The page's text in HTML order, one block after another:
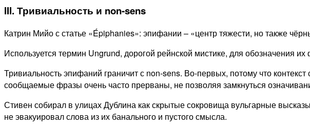
III. Тривиальность и non-sens
Катрин Мийо с статье «Épiphanies»: эпифании – «центр тяжести, но также
Используется термин Ungrund, дорогой рейнской мистике, для обозначения
Тривиальность эпифаний граничит с non-sens. Во-первых, потому что
сообщаемые фразы очень часто прерваны, не позволяя замкнуться
Стивен собирал в улицах Дублина как скрытые сокровища вульгарные
не эвакуировал слова из их банального и пустого смысла.